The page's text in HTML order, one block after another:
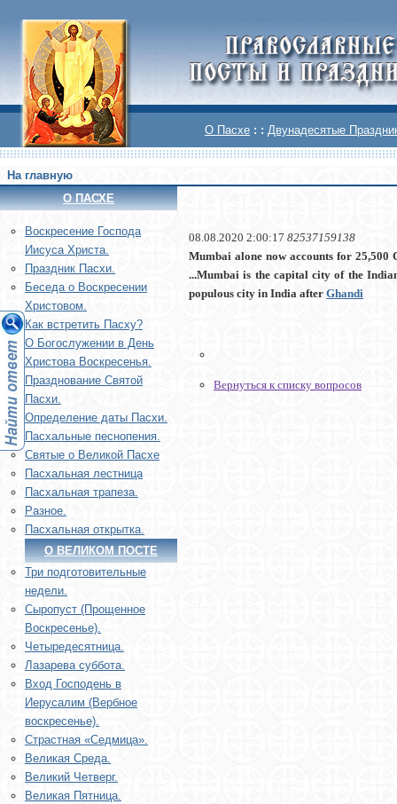
О Пасхе : : Двунадесятые
На главную
О ПАСХЕ
Воскреcение Господа
Иисуса Христа.
Праздник Пасхи.
Беседа о Воскресении
Христовом.
Как встретить Пасху?
О Богослужении в День
Христова Воскресенья.
Празднование Святой
Пасхи.
Определение даты Пасхи.
Пасхальные песнопения.
Святые о Великой Пасхе
Пасхальная лестница
Пасхальная трапеза.
Разное.
Пасхальная открытка.
О ВЕЛИКОМ ПОСТЕ
Три подготовительные
недели.
Сыропуст (Прощенное
Воскресенье).
Четыредесятница.
Лазарева суббота.
Вход Господень в
Иерусалим (Вербное
воскресенье).
Страстная «Седмица».
Великая Среда.
Великий Четверг.
Великая Пятница.
08.08.2020 2:00:17 82537159138
Mumbai alone now accounts for 25,500
...Mumbai is the capital city of the
populous city in India after Ghandi
Вернуться к списку вопросов